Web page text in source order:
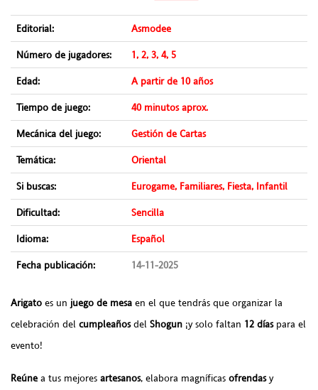
Editorial:
Asmodee
Número de jugadores:
1, 2, 3, 4, 5
Edad:
A partir de 10 años
Tiempo de juego:
40 minutos aprox.
Mecánica del juego:
Gestión de Cartas
Temática:
Oriental
Si buscas:
Eurogame, Familiares, Fiesta, Infantil
Dificultad:
Sencilla
Idioma:
Español
Fecha publicación:
14-11-2025
Arigato es un juego de mesa en el que tendrás que organizar la
celebración del cumpleañosdel Shogun ¡y solo faltan 12 díaspara el
evento!
Reúne a tus mejores artesanos, elabora magníficas ofrendasy